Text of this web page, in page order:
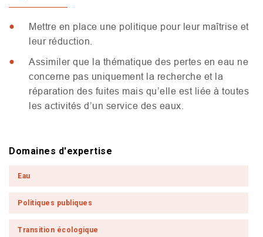
Mettre en place une politique pour leur maîtrise et
leur réduction.
Assimiler que la thématique des pertes en eau ne
concerne pas uniquement la recherche et la
réparation des fuites mais qu’elle est liée à toutes
les activités d’un service des eaux.
Domaines d'expertise
Eau
Politiques publiques
Transition écologique